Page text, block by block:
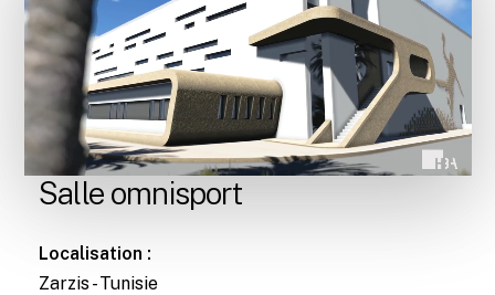
Salle omnisport
Localisation :
Zarzis - Tunisie